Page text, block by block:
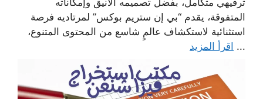
ترفيهي متكامل، بفضل تصميمه الأنيق وإمكاناته
المتفوقة، يقدم “بي إن ستريم بوكس” لمرتاديه فرصة
استثنائية لاستكشاف عالمٍ شاسع من المحتوى المتنوع،
... اقرأ المزيد